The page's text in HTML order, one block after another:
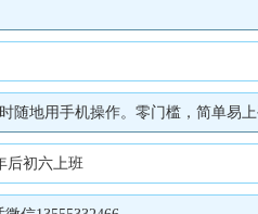
作。零门槛，简单易上手，业余时间
后初六上班